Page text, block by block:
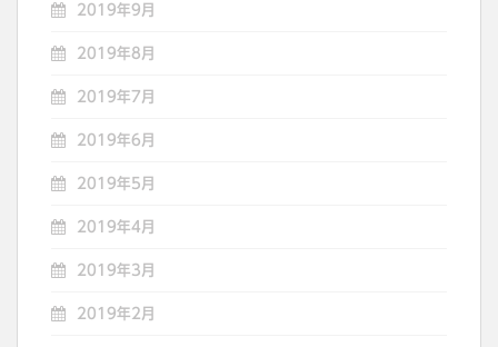
2019年9月
2019年8月
2019年7月
2019年6月
2019年5月
2019年4月
2019年3月
2019年2月